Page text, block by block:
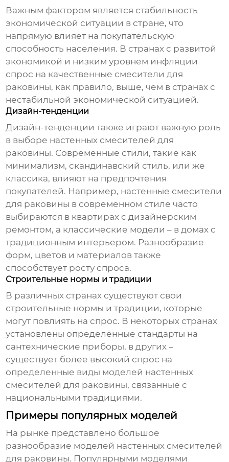
Важным фактором является стабильность
экономической ситуации в стране, что
напрямую влияет на покупательскую
способность населения. В странах с развитой
экономикой и низким уровнем инфляции
спрос на качественные смесители для
раковины, как правило, выше, чем в странах с
нестабильной экономической ситуацией.
Дизайн-тенденции
Дизайн-тенденции также играют важную роль
в выборе настенных смесителей для
раковины. Современные стили, такие как
минимализм, скандинавский стиль, или же
классика, влияют на предпочтения
покупателей. Например, настенные смесители
для раковины в современном стиле часто
выбираются в квартирах с дизайнерским
ремонтом, а классические модели – в домах с
традиционным интерьером. Разнообразие
форм, цветов и материалов также
способствует росту спроса.
Строительные нормы и традиции
В различных странах существуют свои
строительные нормы и традиции, которые
могут повлиять на спрос. В некоторых странах
установлены определённые стандарты на
сантехнические приборы, в других –
существует более высокий спрос на
определенные виды моделей настенных
смесителей для раковины, связанные с
национальными традициями.
Примеры популярных моделей
На рынке представлено большое
разнообразие моделей настенных смесителей
для раковины. Популярными моделями